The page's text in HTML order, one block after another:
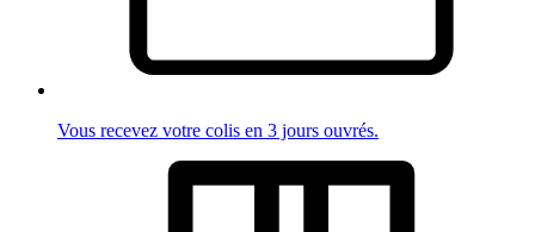
Vous recevez votre colis en 3 jours ouvrés.